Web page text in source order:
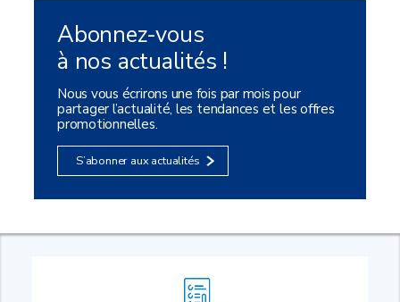
Abonnez-vous
à nos actualités !
Nous vous écrirons une fois par mois pour
partager l’actualité, les tendances et les offres
promotionnelles.
S’abonner aux actualités